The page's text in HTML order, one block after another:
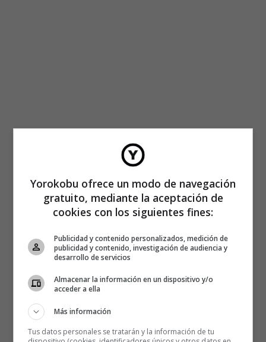
Por eso,Salinas decidió que Lima necesitaba una
Yorokobu ofrece un modo de navegación
gratuito, mediante la aceptación de
cookies con los siguientes fines:
Publicidad y contenido personalizados, medición de
publicidad y contenido, investigación de audiencia y
desarrollo de servicios
Almacenar la información en un dispositivo y/o
acceder a ella
Más información
Tus datos personales se tratarán y la información de tu